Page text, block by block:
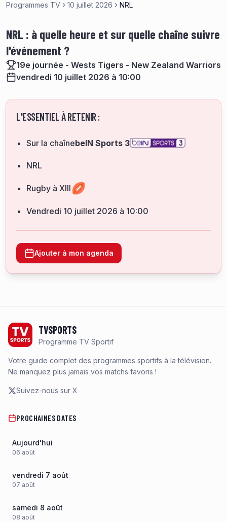
Programmes TV 10 juillet 2026 NRL
NRL : à quelle heure et sur quelle chaîne suivre
l'événement ?
19e journée - Wests Tigers - New Zealand Warriors
vendredi 10 juillet 2026 à 10:00
L'ESSENTIEL À RETENIR :
Sur la chaînebeIN Sports 3
NRL
Rugby à XIII
vendredi 10 juillet 2026 à 10:00
Ajouter à mon agenda
TVSPORTS
Programme TV Sportif
Votre guide complet des programmes sportifs à la télévision.
Ne manquez plus jamais vos matchs favoris !
Suivez-nous sur X
PROCHAINES DATES
Aujourd'hui
06 août
vendredi 7 août
07 août
samedi 8 août
08 août